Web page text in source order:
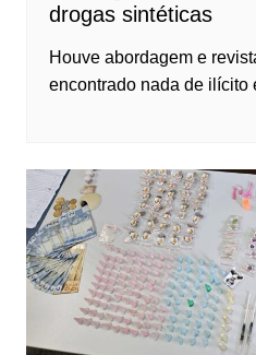
drogas sintéticas
Houve abordagem e
encontrado nada de ilícito